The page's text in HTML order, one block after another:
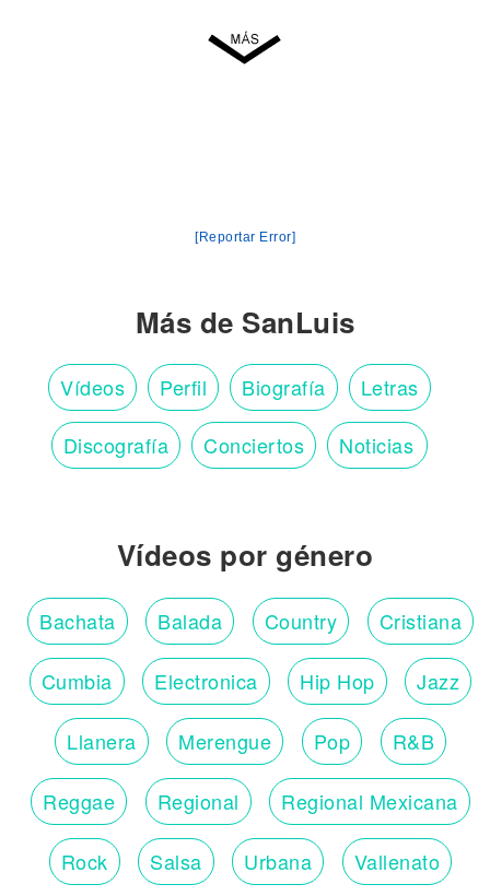
[Reportar Error]
Más de SanLuis
Vídeos Perfil Biografía Letras
Discografía Conciertos Noticias
Vídeos por género
Bachata Balada Country Cristiana
Cumbia Electronica Hip Hop Jazz
Llanera Merengue Pop R&B
Reggae Regional Regional Mexicana
Rock Salsa Urbana Vallenato